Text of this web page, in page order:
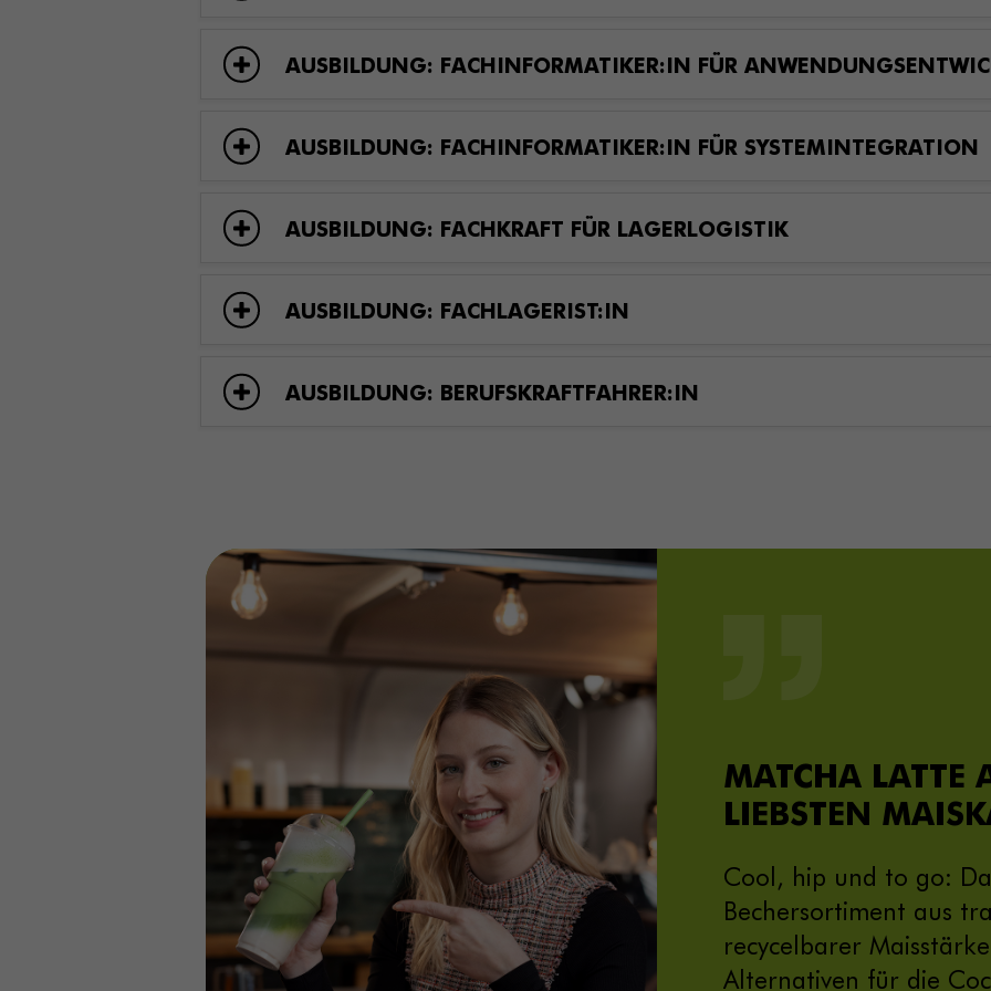
AUSBILDUNG: FACHINFORMATIKER:IN FÜR
AUSBILDUNG: FACHINFORMATIKER:IN FÜR SYSTEMINTEGRATION
AUSBILDUNG: FACHKRAFT FÜR LAGERLOGISTIK
AUSBILDUNG: FACHLAGERIST:IN
AUSBILDUNG: BERUFSKRAFTFAHRER:IN
MATCHA LATTE
LIEBSTEN
Cool, hip und to go:
Bechersortiment aus
recycelbarer
Alternativen für die